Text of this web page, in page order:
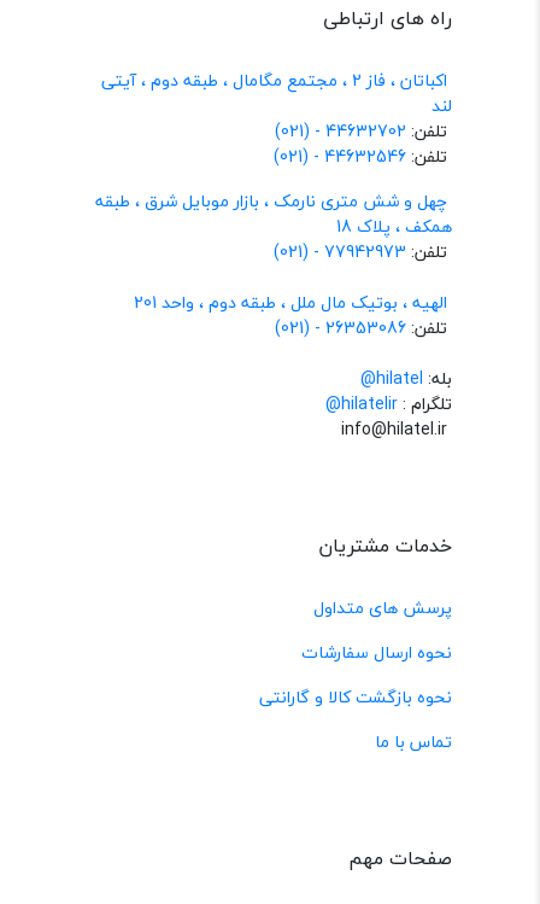
راه های ارتباطی
اکباتان ، فاز 2 ، مجتمع مگامال ، طبقه دوم ، آیتی
لند
تلفن: 44632702 - (021)
تلفن:44632546 - (021)
چهل و شش متری نارمک ، بازار موبایل شرق ، طبقه
همکف ، پلاک 18
تلفن: 77942973 - (021)
الهیه ، بوتیک مال ملل ، طبقه دوم ، واحد 201
تلفن:26353086 - (021)
بله: hilatel@
تلگرام :@hilatelir
خدمات مشتریان
پرسش های متداول
نحوه ارسال سفارشات
نحوه بازگشت کالا و گارانتی
تماس با ما
صفحات مهم